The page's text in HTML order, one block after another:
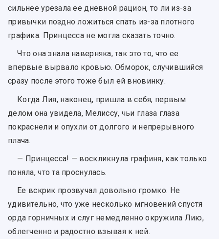
сильнее урезала ее дневной рацион, то ли из-за
привычки поздно ложиться спать из-за плотного
графика. Принцесса не могла сказать точно.
Что она знала наверняка, так это то, что ее
впервые вырвало кровью. Обморок, случившийся
сразу после этого тоже был ей вновинку.
Когда Лия, наконец, пришла в себя, первым
делом она увидела, Мелиссу, чьи глаза глаза
покраснели и опухли от долгого и непрерывного
плача.
— Принцесса! — воскликнула графиня, как только
поняла, что та проснулась.
Ее вскрик прозвучал довольно громко. Не
удивительно, что уже несколько мгновений спустя
орда горничных и слуг немедленно окружила Лию,
облегченно и радостно взывая к ней.